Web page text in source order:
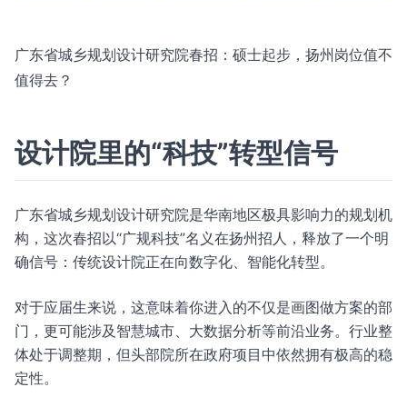
广东省城乡规划设计研究院春招：硕士起步，扬州岗位值不
值得去？
设计院里的“科技”转型信号
广东省城乡规划设计研究院是华南地区极具影响力的规划机
构，这次春招以“广规科技”名义在扬州招人，释放了一个明
确信号：传统设计院正在向数字化、智能化转型。
对于应届生来说，这意味着你进入的不仅是画图做方案的部
门，更可能涉及智慧城市、大数据分析等前沿业务。行业整
体处于调整期，但头部院所在政府项目中依然拥有极高的稳
定性。